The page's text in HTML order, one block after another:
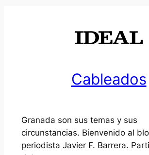
Cableados
Granada son sus temas y sus
circunstancias. Bienvenido al
periodista Javier F. Barrera.